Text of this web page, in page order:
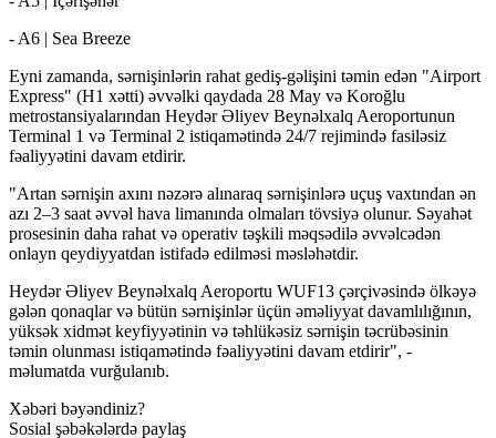
- A6 | Sea Breeze
Eyni zamanda, sərnişinlərin rahat gediş-gəlişini təmin edən "Airport
Express" (H1 xətti) əvvəlki qaydada 28 May və Koroğlu
metrostansiyalarından Heydər Əliyev Beynəlxalq Aeroportunun
Terminal 1 və Terminal 2 istiqamətində 24/7 rejimində fasiləsiz
fəaliyyətini davam etdirir.
"Artan sərnişin axını nəzərə alınaraq sərnişinlərə uçuş vaxtından ən
azı 2–3 saat əvvəl hava limanında olmaları tövsiyə olunur. Səyahət
prosesinin daha rahat və operativ təşkili məqsədilə əvvəlcədən
onlayn qeydiyyatdan istifadə edilməsi məsləhətdir.
Heydər Əliyev Beynəlxalq Aeroportu WUF13 çərçivəsində ölkəyə
gələn qonaqlar və bütün sərnişinlər üçün əməliyyat davamlılığının,
yüksək xidmət keyfiyyətinin və təhlükəsiz sərnişin təcrübəsinin
təmin olunması istiqamətində fəaliyyətini davam etdirir", -
məlumatda vurğulanıb.
Xəbəri bəyəndiniz?
Sosial şəbəkələrdə paylaş